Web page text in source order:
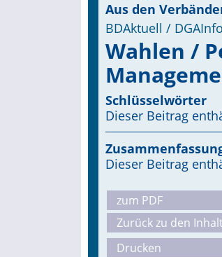
Aus den
BDAktuell / DGAInfo
Wahlen /
Schlüsselwörter
Dieser Beitrag
Dieser Beitrag
zum PDF
Zurück zu den
Drucken